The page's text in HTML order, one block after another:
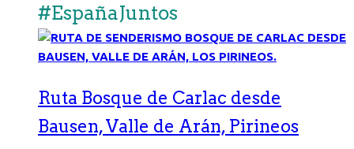
#EspañaJuntos
Ruta Bosque de Carlac desde
Bausen, Valle de Arán, Pirineos